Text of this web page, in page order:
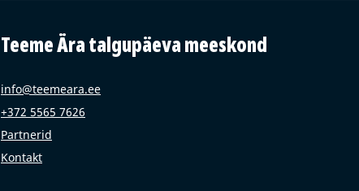
Teeme Ära talgupäeva meeskond
info@teemeara.ee
+372 5565 7626
Partnerid
Kontakt